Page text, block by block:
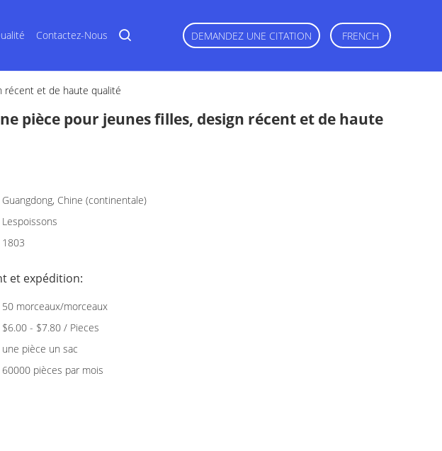
Contactez-Nous DEMANDEZ UNE CITATION FRENCH
récent et de haute qualité
pièce pour jeunes filles, design récent et de haute
Guangdong, Chine (continentale)
Lespoissons
1803
et expédition:
50 morceaux/morceaux
$6.00 - $7.80 / Pieces
une pièce un sac
60000 pièces par mois